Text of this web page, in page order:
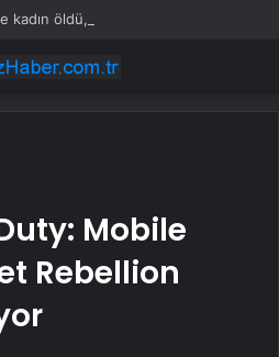
öldü, eşi gözaltında
Mobile
Rebellion